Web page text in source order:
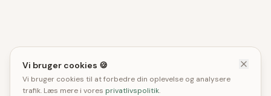
Vi bruger cookies 🍪
Vi bruger cookies til at forbedre din oplevelse og analysere
trafik. Læs mere i vores privatlivspolitik.